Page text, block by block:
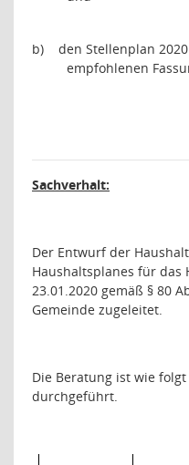
b)
den Stellenplan
empfohlenen
Sachverhalt:
Der Entwurf der
Haushaltsplanes für das
23.01.2020 gemäß § 80
Gemeinde zugeleitet.
Die Beratung ist wie
durchgeführt.